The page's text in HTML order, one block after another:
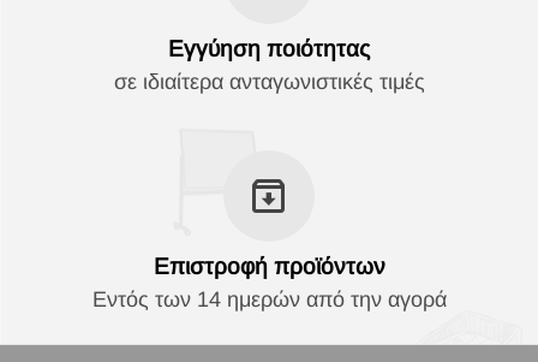
Εγγύηση ποιότητας
σε ιδιαίτερα ανταγωνιστικές τιμές
Επιστροφή προϊόντων
Εντός των 14 ημερών από την αγορά